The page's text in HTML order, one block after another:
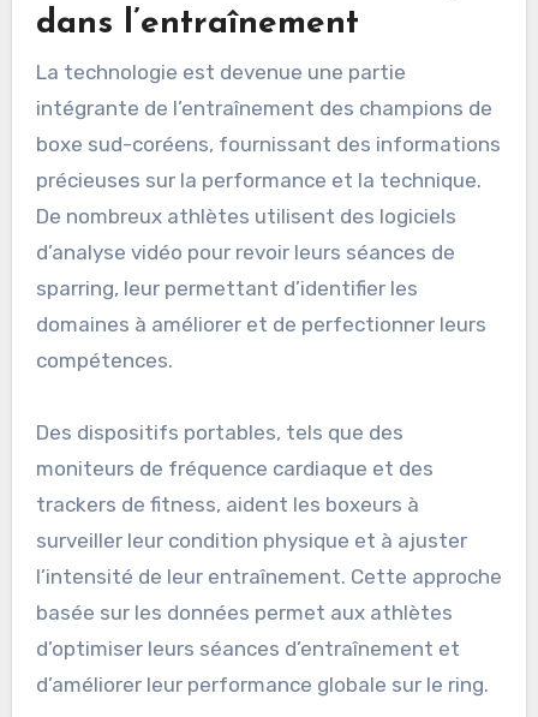
dans l’entraînement
La technologie est devenue une partie
intégrante de l’entraînement des champions de
boxe sud-coréens, fournissant des informations
précieuses sur la performance et la technique.
De nombreux athlètes utilisent des logiciels
d’analyse vidéo pour revoir leurs séances de
sparring, leur permettant d’identifier les
domaines à améliorer et de perfectionner leurs
compétences.
Des dispositifs portables, tels que des
moniteurs de fréquence cardiaque et des
trackers de fitness, aident les boxeurs à
surveiller leur condition physique et à ajuster
l’intensité de leur entraînement. Cette approche
basée sur les données permet aux athlètes
d’optimiser leurs séances d’entraînement et
d’améliorer leur performance globale sur le ring.